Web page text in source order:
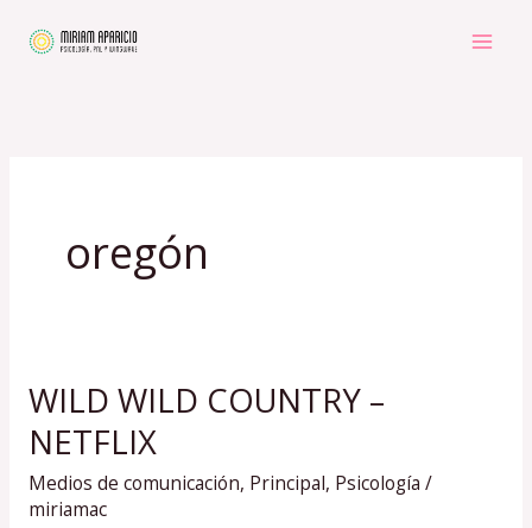
oregón
WILD WILD COUNTRY –
NETFLIX
Medios de comunicación, Principal, Psicología /
miriamac
WILD
WILD
COUNTRY
–